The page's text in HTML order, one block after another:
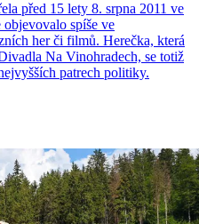
před 15 lety 8. srpna 2011 ve
objevovalo spíše ve
her či filmů. Herečka, která
Na Vinohradech, se totiž
patrech politiky.